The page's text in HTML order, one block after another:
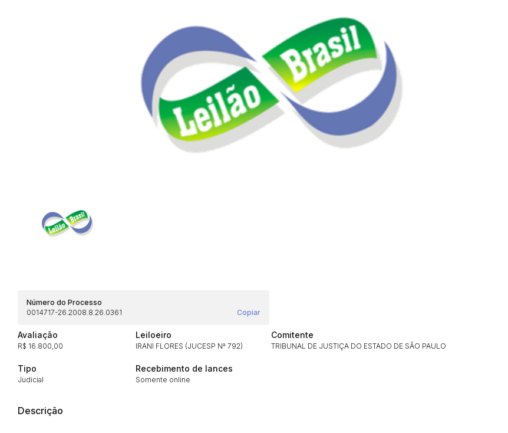
Número do Processo
0014717-26.2008.8.26.0361
Copiar
Avaliação
R$ 16.800,00
Leiloeiro
IRANI FLORES (JUCESP Nª 792)
Comitente
TRIBUNAL DE JUSTIÇA DO ESTADO DE SÃO PAULO
Tipo
Judicial
Recebimento de lances
Somente online
Descrição
Histórico de Propostas